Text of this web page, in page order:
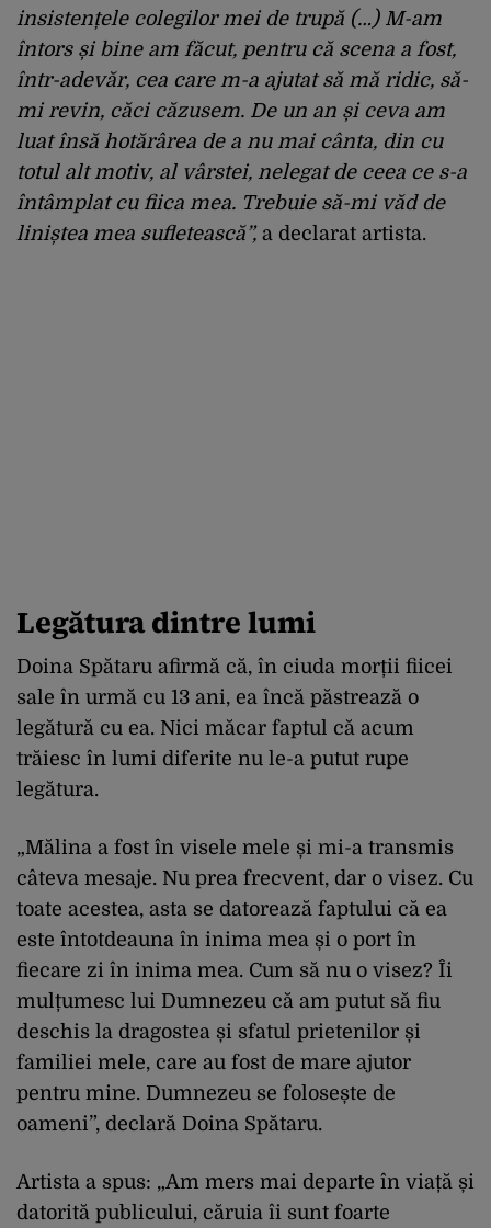
insistențele colegilor mei de trupă (…) M-am
întors și bine am făcut, pentru că scena a fost,
într-adevăr, cea care m-a ajutat să mă ridic, să-
mi revin, căci căzusem. De un an și ceva am
luat însă hotărârea de a nu mai cânta, din cu
totul alt motiv, al vârstei, nelegat de ceea ce s-a
întâmplat cu fiica mea. Trebuie să-mi văd de
liniștea mea sufletească”,a declarat artista.
Legătura dintre lumi
Doina Spătaru afirmă că, în ciuda morții fiicei
sale în urmă cu 13 ani, ea încă păstrează o
legătură cu ea. Nici măcar faptul că acum
trăiesc în lumi diferite nu le-a putut rupe
legătura.
„Mălina a fost în visele mele și mi-a transmis
câteva mesaje. Nu prea frecvent, dar o visez. Cu
toate acestea, asta se datorează faptului că ea
este întotdeauna în inima mea și o port în
fiecare zi în inima mea. Cum să nu o visez? Îi
mulțumesc lui Dumnezeu că am putut să fiu
deschis la dragostea și sfatul prietenilor și
familiei mele, care au fost de mare ajutor
pentru mine. Dumnezeu se folosește de
oameni”, declară Doina Spătaru.
Artista a spus: „Am mers mai departe în viață și
datorită publicului, căruia îi sunt foarte